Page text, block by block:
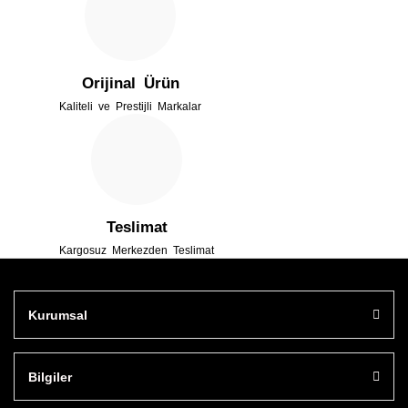
Orijinal Ürün
Kaliteli ve Prestijli Markalar
Teslimat
Kargosuz Merkezden Teslimat
Kurumsal
Bilgiler